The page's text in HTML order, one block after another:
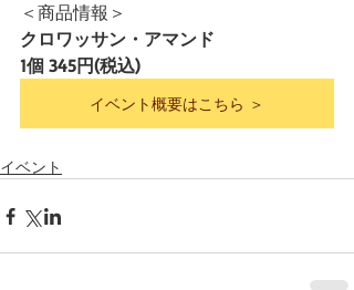
＜商品情報＞
クロワッサン・アマンド
1個 345円(税込)
イベント概要はこちら ＞
イベント